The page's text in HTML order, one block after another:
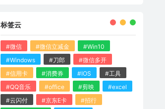
标签云
#微信 #微信立减金
#Win10
#Windows
#刀郎
#微信多开
#信用卡
#消费券 #IOS
#工具
#QQ音乐
#office #剪映
#excel
#云闪付
#京东E卡
#招行